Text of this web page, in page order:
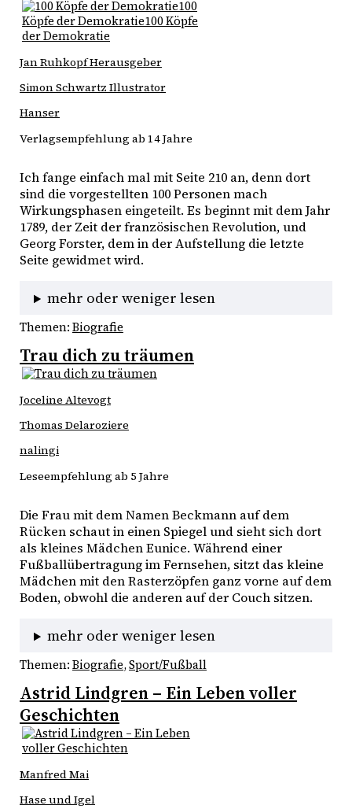
Jan Ruhkopf Herausgeber
Simon Schwartz Illustrator
Hanser
Verlagsempfehlung ab 14 Jahre
Ich fange einfach mal mit Seite 210 an, denn dort
sind die vorgestellten 100 Personen mach
Wirkungsphasen eingeteilt. Es beginnt mit dem Jahr
1789, der Zeit der französischen Revolution, und
Georg Forster, dem in der Aufstellung die letzte
Seite gewidmet wird.
mehr oder weniger lesen
Themen: Biografie
Trau dich zu träumen
Joceline Altevogt
Thomas Delaroziere
nalingi
Leseempfehlung ab 5 Jahre
Die Frau mit dem Namen Beckmann auf dem
Rücken schaut in einen Spiegel und sieht sich dort
als kleines Mädchen Eunice. Während einer
Fußballübertragung im Fernsehen, sitzt das kleine
Mädchen mit den Rasterzöpfen ganz vorne auf dem
Boden, obwohl die anderen auf der Couch sitzen.
mehr oder weniger lesen
Themen: Biografie, Sport/Fußball
Astrid Lindgren – Ein Leben voller
Geschichten
Manfred Mai
Hase und Igel